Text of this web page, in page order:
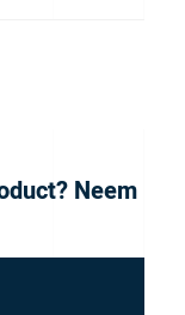
Neem